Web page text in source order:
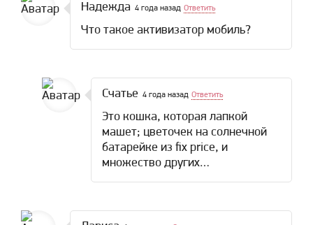
Надежда 4 года назад Ответить
Что такое активизатор мобиль?
Счатье 4 года назад Ответить
Это кошка, которая лапкой
машет; цветочек на солнечной
батарейке из fix price, и
множество других…